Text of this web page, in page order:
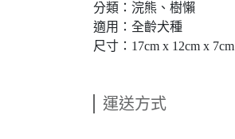
分類：浣熊、樹懶
適用：全齡犬種
尺寸：17cm x 12cm x 7cm
運送方式